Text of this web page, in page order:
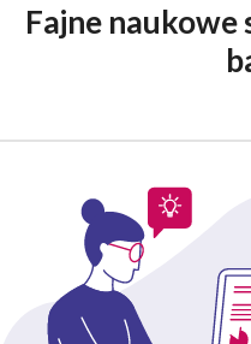
Fajne